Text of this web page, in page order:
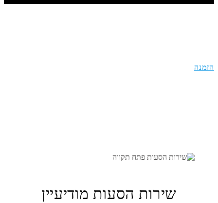
הזמנה
שירות הסעות מודיעיין